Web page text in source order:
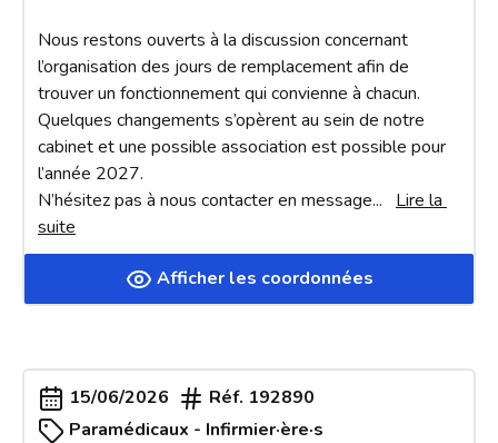
Nous restons ouverts à la discussion concernant
l’organisation des jours de remplacement afin de
trouver un fonctionnement qui convienne à chacun.
Quelques changements s’opèrent au sein de notre
cabinet et une possible association est possible pour
l’année 2027.
N’hésitez pas à nous contacter en message...
Lire la
suite
Afficher les coordonnées
15/06/2026 Réf. 192890
Paramédicaux - Infirmier·ère·s